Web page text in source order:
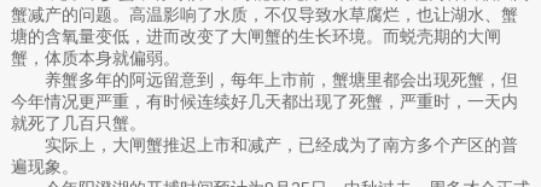
蟹减产的问题。高温影响了水质，不仅导致水草腐烂，也让湖水、蟹
塘的含氧量变低，进而改变了大闸蟹的生长环境。而蜕壳期的大闸
蟹，体质本身就偏弱。
养蟹多年的阿远留意到，每年上市前，蟹塘里都会出现死蟹，但
今年情况更严重，有时候连续好几天都出现了死蟹，严重时，一天内
就死了几百只蟹。
实际上，大闸蟹推迟上市和减产，已经成为了南方多个产区的普
遍现象。